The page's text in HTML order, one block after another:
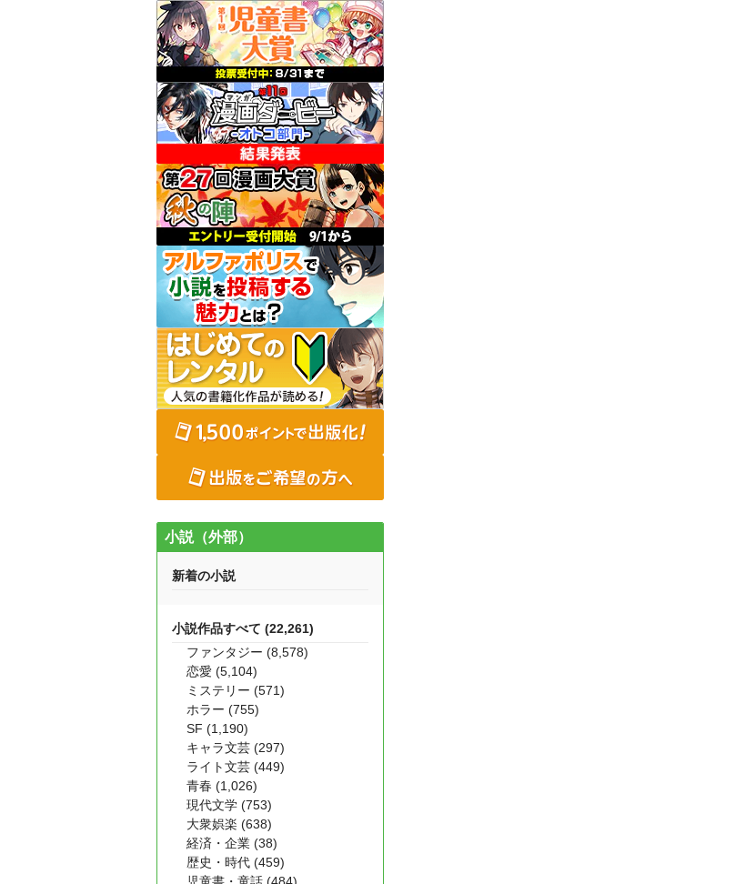
小説（外部）
新着の小説
小説作品すべて (22,261)
ファンタジー (8,578)
恋愛 (5,104)
ミステリー (571)
ホラー (755)
SF (1,190)
キャラ文芸 (297)
ライト文芸 (449)
青春 (1,026)
現代文学 (753)
大衆娯楽 (638)
経済・企業 (38)
歴史・時代 (459)